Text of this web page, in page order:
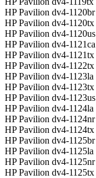
HP Pavilion dv4-1120br
HP Pavilion dv4-1120tx
HP Pavilion dv4-1120us
HP Pavilion dv4-1121ca
HP Pavilion dv4-1121tx
HP Pavilion dv4-1122tx
HP Pavilion dv4-1123la
HP Pavilion dv4-1123tx
HP Pavilion dv4-1123us
HP Pavilion dv4-1124la
HP Pavilion dv4-1124nr
HP Pavilion dv4-1124tx
HP Pavilion dv4-1125br
HP Pavilion dv4-1125la
HP Pavilion dv4-1125nr
HP Pavilion dv4-1125tx